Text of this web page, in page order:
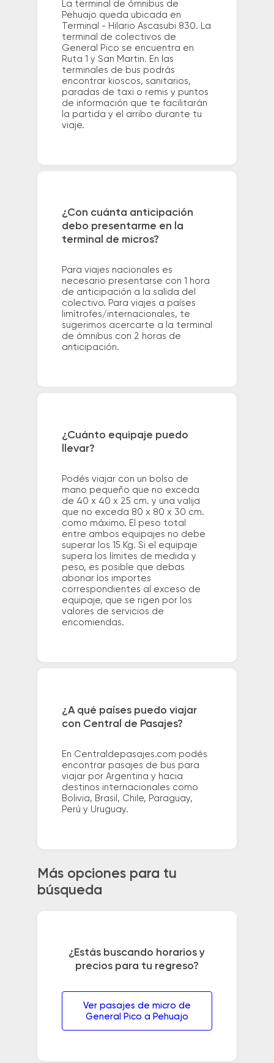
La terminal de ómnibus de
Pehuajo queda ubicada en
Terminal - Hilario Ascasubi 830. La
terminal de colectivos de
General Pico se encuentra en
Ruta 1 y San Martin. En las
terminales de bus podrás
encontrar kioscos, sanitarios,
paradas de taxi o remis y puntos
de información que te facilitarán
la partida y el arribo durante tu
viaje.
¿Con cuánta anticipación
debo presentarme en la
terminal de micros?
Para viajes nacionales es
necesario presentarse con 1 hora
de anticipación a la salida del
colectivo. Para viajes a países
limítrofes/internacionales, te
sugerimos acercarte a la terminal
de ómnibus con 2 horas de
anticipación.
¿Cuánto equipaje puedo
llevar?
Podés viajar con un bolso de
mano pequeño que no exceda
de 40 x 40 x 25 cm. y una valija
que no exceda 80 x 80 x 30 cm.
como máximo. El peso total
entre ambos equipajes no debe
superar los 15 Kg. Si el equipaje
supera los límites de medida y
peso, es posible que debas
abonar los importes
correspondientes al exceso de
equipaje, que se rigen por los
valores de servicios de
encomiendas.
¿A qué países puedo viajar
con Central de Pasajes?
En Centraldepasajes.com podés
encontrar pasajes de bus para
viajar por Argentina y hacia
destinos internacionales como
Bolivia, Brasil, Chile, Paraguay,
Perú y Uruguay.
Más opciones para tu
búsqueda
¿Estás buscando horarios y
precios para tu regreso?
Ver pasajes de micro de
General Pico a Pehuajo